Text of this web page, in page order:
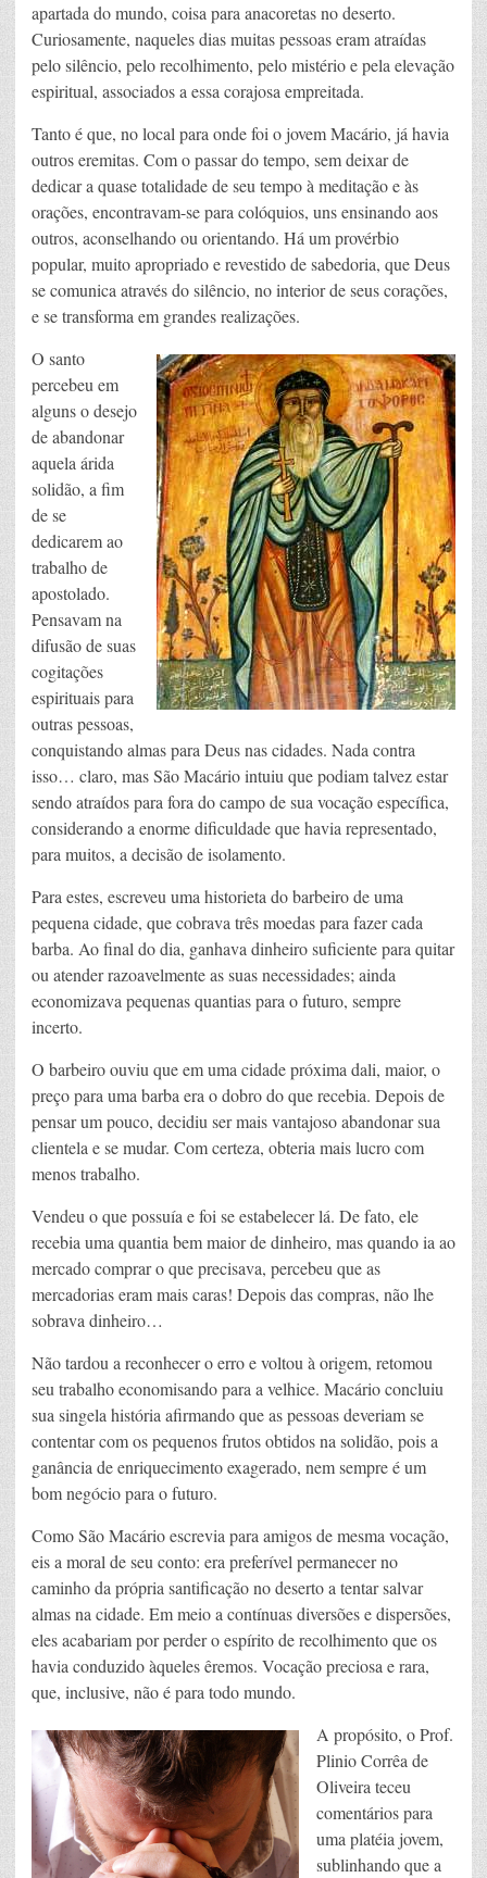
apartada do mundo, coisa para anacoretas no deserto.
Curiosamente, naqueles dias muitas pessoas eram atraídas
pelo silêncio, pelo recolhimento, pelo mistério e pela elevação
espiritual, associados a essa corajosa empreitada.
Tanto é que, no local para onde foi o jovem Macário, já havia
outros eremitas. Com o passar do tempo, sem deixar de
dedicar a quase totalidade de seu tempo à meditação e às
orações, encontravam-se para colóquios, uns ensinando aos
outros, aconselhando ou orientando. Há um provérbio
popular, muito apropriado e revestido de sabedoria, que Deus
se comunica através do silêncio, no interior de seus corações,
e se transforma em grandes realizações.
O santo
percebeu em
alguns o desejo
de abandonar
aquela árida
solidão, a fim
de se
dedicarem ao
trabalho de
apostolado.
Pensavam na
difusão de suas
cogitações
espirituais para
outras pessoas,
conquistando almas para Deus nas cidades. Nada contra
isso… claro, mas São Macário intuiu que podiam talvez estar
sendo atraídos para fora do campo de sua vocação específica,
considerando a enorme dificuldade que havia representado,
para muitos, a decisão de isolamento.
Para estes, escreveu uma historieta do barbeiro de uma
pequena cidade, que cobrava três moedas para fazer cada
barba. Ao final do dia, ganhava dinheiro suficiente para quitar
ou atender razoavelmente as suas necessidades; ainda
economizava pequenas quantias para o futuro, sempre
incerto.
O barbeiro ouviu que em uma cidade próxima dali, maior, o
preço para uma barba era o dobro do que recebia. Depois de
pensar um pouco, decidiu ser mais vantajoso abandonar sua
clientela e se mudar. Com certeza, obteria mais lucro com
menos trabalho.
Vendeu o que possuía e foi se estabelecer lá. De fato, ele
recebia uma quantia bem maior de dinheiro, mas quando ia ao
mercado comprar o que precisava, percebeu que as
mercadorias eram mais caras! Depois das compras, não lhe
sobrava dinheiro…
Não tardou a reconhecer o erro e voltou à origem, retomou
seu trabalho economisando para a velhice. Macário concluiu
sua singela história afirmando que as pessoas deveriam se
contentar com os pequenos frutos obtidos na solidão, pois a
ganância de enriquecimento exagerado, nem sempre é um
bom negócio para o futuro.
Como São Macário escrevia para amigos de mesma vocação,
eis a moral de seu conto: era preferível permanecer no
caminho da própria santificação no deserto a tentar salvar
almas na cidade. Em meio a contínuas diversões e dispersões,
eles acabariam por perder o espírito de recolhimento que os
havia conduzido àqueles êremos. Vocação preciosa e rara,
que, inclusive, não é para todo mundo.
A propósito, o Prof.
Plinio Corrêa de
Oliveira teceu
comentários para
uma platéia jovem,
sublinhando que a